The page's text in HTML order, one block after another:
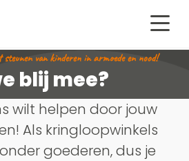
van kinderen in armoede en nood!
blij mee?
wilt helpen door jouw
Als kringloopwinkels
goederen, dus je